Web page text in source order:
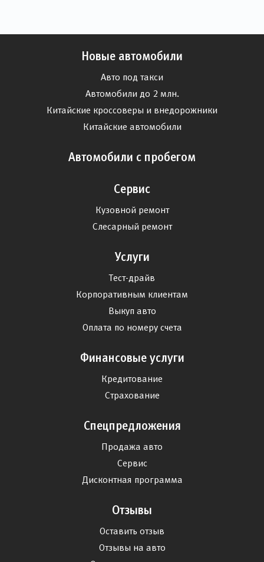
Новые автомобили
Авто под такси
Автомобили до 2 млн.
Китайские кроссоверы и внедорожники
Китайские автомобили
Автомобили с пробегом
Сервис
Кузовной ремонт
Слесарный ремонт
Услуги
Тест-драйв
Корпоративным клиентам
Выкуп авто
Оплата по номеру счета
Финансовые услуги
Кредитование
Страхование
Спецпредложения
Продажа авто
Сервис
Дисконтная программа
Отзывы
Оставить отзыв
Отзывы на авто